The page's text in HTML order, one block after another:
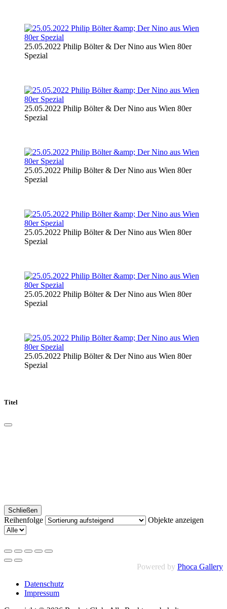
25.05.2022 Philip Bölter & Der Nino aus Wien 80er
Spezial
25.05.2022 Philip Bölter & Der Nino aus Wien 80er
Spezial
25.05.2022 Philip Bölter & Der Nino aus Wien 80er
Spezial
25.05.2022 Philip Bölter & Der Nino aus Wien 80er
Spezial
25.05.2022 Philip Bölter & Der Nino aus Wien 80er
Spezial
25.05.2022 Philip Bölter & Der Nino aus Wien 80er
Spezial
Titel
Schließen
Reihenfolge Objekte anzeigen
Powered by Phoca Gallery
Datenschutz
Impressum